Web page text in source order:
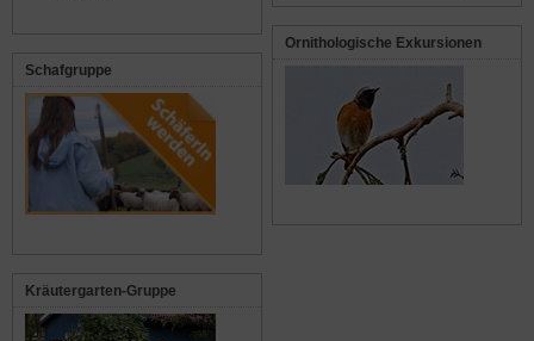
Ornithologische Exkursionen
Schafgruppe
Kräutergarten-Gruppe